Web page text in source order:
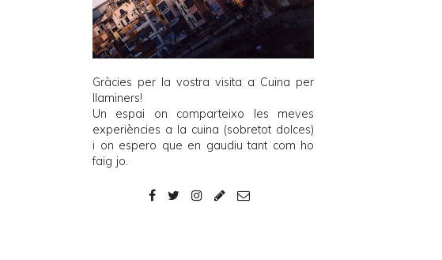
Gràcies per la vostra visita a Cuina per
llaminers!
Un espai on comparteixo les meves
experiències a la cuina (sobretot dolces)
i on espero que en gaudiu tant com ho
faig jo.